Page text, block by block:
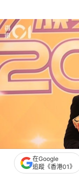
在Google
追蹤《香港01》